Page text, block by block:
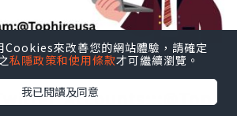
來改善您的網站體驗，請確定
私隱政策和使用條款才可繼續瀏覽。
我已閱讀及同意Accounts:::@Top